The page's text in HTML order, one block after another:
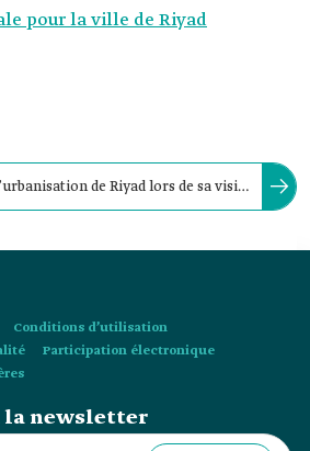
pour la ville de Riyad
de Riyad lors de sa visite
Conditions d’utilisation
Participation électronique
la newsletter